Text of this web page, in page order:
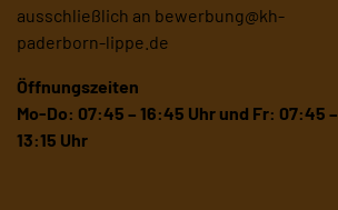
ausschließlich an bewerbung@kh-
paderborn-lippe.de
Öffnungszeiten
Mo-Do: 07:45 – 16:45 Uhr und Fr: 07:45 –
13:15 Uhr